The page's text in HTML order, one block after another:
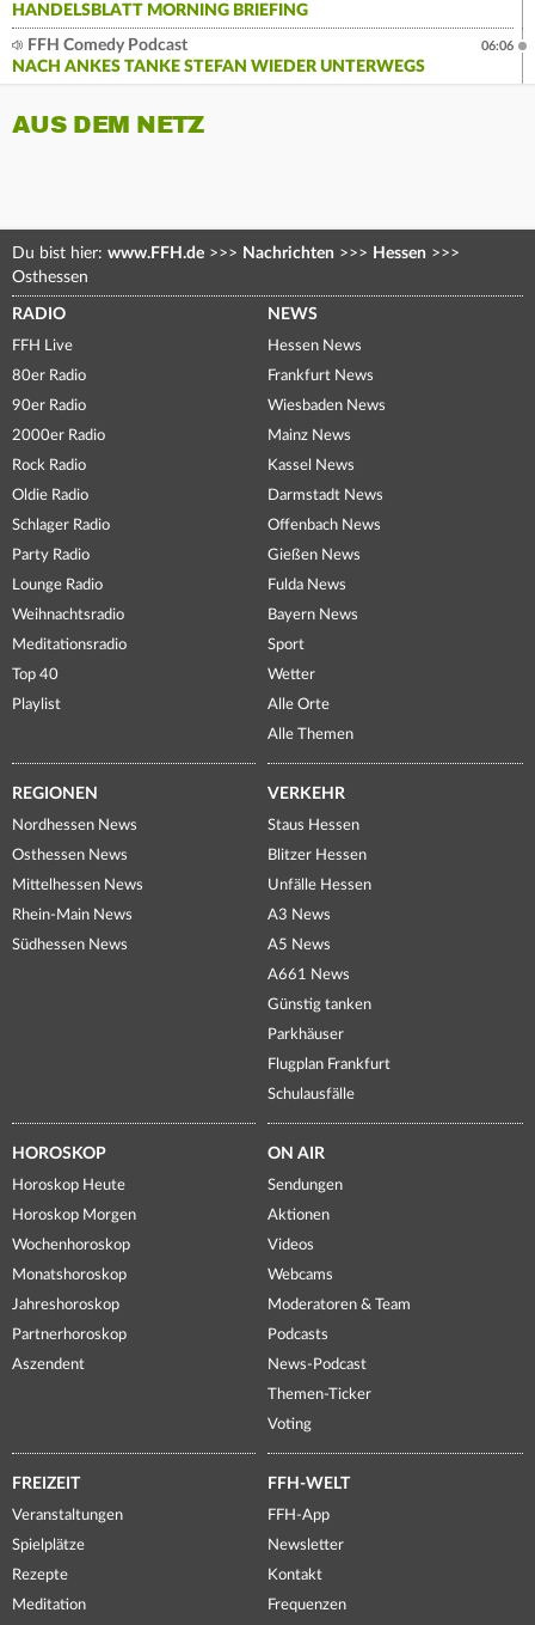
HANDELSBLATT MORNING BRIEFING
FFH Comedy Podcast
NACH ANKES TANKE STEFAN WIEDER UNTERWEGS
06:06
AUS DEM NETZ
Du bist hier: www.FFH.de >>> Nachrichten >>> Hessen >>>
Osthessen
RADIO
FFH Live
80er Radio
90er Radio
2000er Radio
Rock Radio
Oldie Radio
Schlager Radio
Party Radio
Lounge Radio
Weihnachtsradio
Meditationsradio
Top 40
Playlist
NEWS
Hessen News
Frankfurt News
Wiesbaden News
Mainz News
Kassel News
Darmstadt News
Offenbach News
Gießen News
Fulda News
Bayern News
Sport
Wetter
Alle Orte
Alle Themen
REGIONEN
Nordhessen News
Osthessen News
Mittelhessen News
Rhein-Main News
Südhessen News
VERKEHR
Staus Hessen
Blitzer Hessen
Unfälle Hessen
A3 News
A5 News
A661 News
Günstig tanken
Parkhäuser
Flugplan Frankfurt
Schulausfälle
HOROSKOP
Horoskop Heute
Horoskop Morgen
Wochenhoroskop
Monatshoroskop
Jahreshoroskop
Partnerhoroskop
Aszendent
ON AIR
Sendungen
Aktionen
Videos
Webcams
Moderatoren & Team
Podcasts
News-Podcast
Themen-Ticker
Voting
FREIZEIT
Veranstaltungen
Spielplätze
Rezepte
Meditation
FFH-WELT
FFH-App
Newsletter
Kontakt
Frequenzen